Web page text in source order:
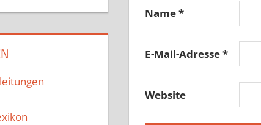
Name*
E-Mail-Adresse*
Website